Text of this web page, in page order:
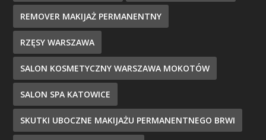
REMOVER MAKIJAŻ PERMANENTNY
RZĘSY WARSZAWA
SALON KOSMETYCZNY WARSZAWA MOKOTÓW
SALON SPA KATOWICE
SKUTKI UBOCZNE MAKIJAŻU PERMANENTNEGO BRWI